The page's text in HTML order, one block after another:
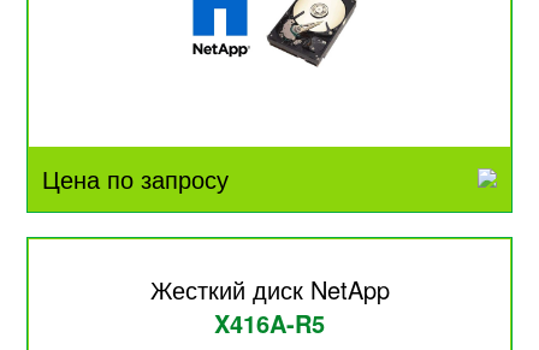
Цена по запросу
Жесткий диск NetApp
X416A-R5